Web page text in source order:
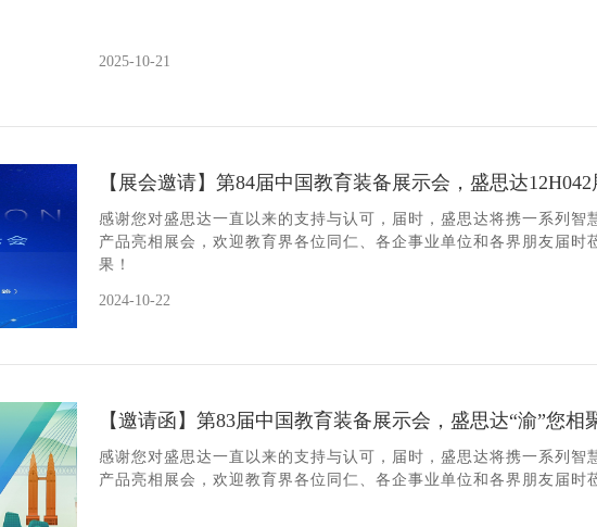
2025-10-21
【展会邀请】第84届中国教育装备展示会，盛思达
感谢您对盛思达一直以来的支持与认可，届时，盛思达将携一系列
产品亮相展会，欢迎教育界各位同仁、各企事业单位和各界朋友届
果！
2024-10-22
【邀请函】第83届中国教育装备展示会，盛思达“渝”您相
感谢您对盛思达一直以来的支持与认可，届时，盛思达将携一系列
产品亮相展会，欢迎教育界各位同仁、各企事业单位和各界朋友届时